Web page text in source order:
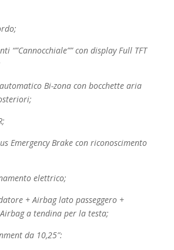
“”Cannocchiale”” con display Full TFT
Bi-zona con bocchette aria
Emergency Brake con riconoscimento
elettrico;
+ Airbag lato passeggero +
a tendina per la testa;
da 10,25″: